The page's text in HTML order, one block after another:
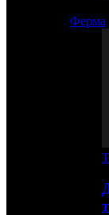
Ферма